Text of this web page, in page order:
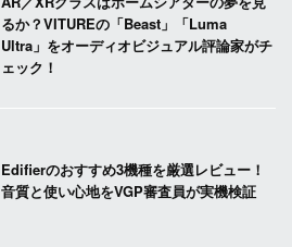
るか？VITUREの「Beast」「Luma
Ultra」をオーディオビジュアル評論家がチ
ェック！
Edifierのおすすめ3機種を厳選レビュー！
音質と使い心地をVGP審査員が実機検証